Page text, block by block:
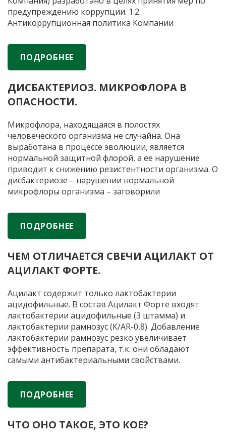
предупреждению коррупции. 1.2.
Антикоррупционная политика Компании
принципов, процедур и конкретных мероприятий,
направленных на предупреждение коррупции, в
том числе выявление и последующее устранение
об
ПОДРОБНЕЕ
ДИСБАКТЕРИОЗ. МИКРОФЛОРА В
ОПАСНОСТИ.
Микрофлора, находящаяся в полостях
человеческого организма не случайна. Она
выработана в процессе эволюции, является
нормальной защитной флорой, а ее нарушение
приводит к снижению резистентности организма. О
дисбактериозе – нарушении нормальной
микрофлоры организма – заговорили
назад. А существовал он всегда. Дисбактериоз – не
местное, а общее заболевание, лежащее в основе
ПОДРОБНЕЕ
ЧЕМ ОТЛИЧАЕТСЯ СВЕЧИ АЦИЛАКТ ОТ
АЦИЛАКТ ФОРТЕ.
Ацилакт содержит только лактобактерии
ацидофильные. В состав Ацилакт Форте входят
лактобактерии ацидофильные (3 штамма) и
лактобактерии рамнозус (К/AR-0,8). Добавление
лактобактерии рамнозус резко увеличивает
эффективность препарата, т.к. они обладают
самыми антибактериальными свойствами.
антисептиком, т.е. активно подавляют патогены и
при этом — восстанавливают экосистему женской
половой сферы.
ПОДРОБНЕЕ
ЧТО ОНО ТАКОЕ, ЭТО КОЕ?